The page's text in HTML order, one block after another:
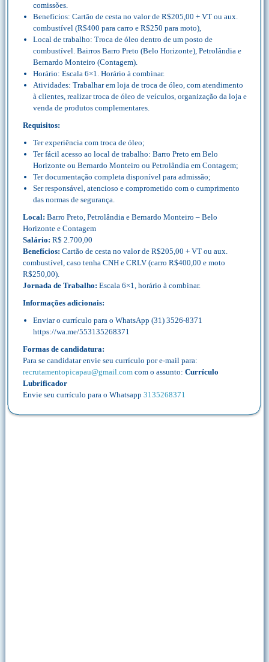
comissões.
Benefícios: Cartão de cesta no valor de R$205,00 + VT ou aux.
combustível (R$400 para carro e R$250 para moto),
Local de trabalho: Troca de óleo dentro de um posto de
combustível. Bairros Barro Preto (Belo Horizonte), Petrolândia e
Bernardo Monteiro (Contagem).
Horário: Escala 6×1. Horário à combinar.
Atividades: Trabalhar em loja de troca de óleo, com atendimento
à clientes, realizar troca de óleo de veículos, organização da loja e
venda de produtos complementares.
Requisitos:
Ter experiência com troca de óleo;
Ter fácil acesso ao local de trabalho: Barro Preto em Belo
Horizonte ou Bernardo Monteiro ou Petrolândia em Contagem;
Ter documentação completa disponível para admissão;
Ser responsável, atencioso e comprometido com o cumprimento
das normas de segurança.
Local: Barro Preto, Petrolândia e Bernardo Monteiro – Belo
Horizonte e Contagem
Salário: R$ 2.700,00
Benefícios: Cartão de cesta no valor de R$205,00 + VT ou aux.
combustível, caso tenha CNH e CRLV (carro R$400,00 e moto
R$250,00).
Jornada de Trabalho: Escala 6×1, horário à combinar.
Informações adicionais:
Enviar o currículo para o WhatsApp (31) 3526-8371
https://wa.me/553135268371
Formas de candidatura:
Para se candidatar envie seu currículo por e-mail para:
recrutamentopicapau@gmail.com com o assunto: Currículo
Lubrificador
Envie seu currículo para o Whatsapp 3135268371